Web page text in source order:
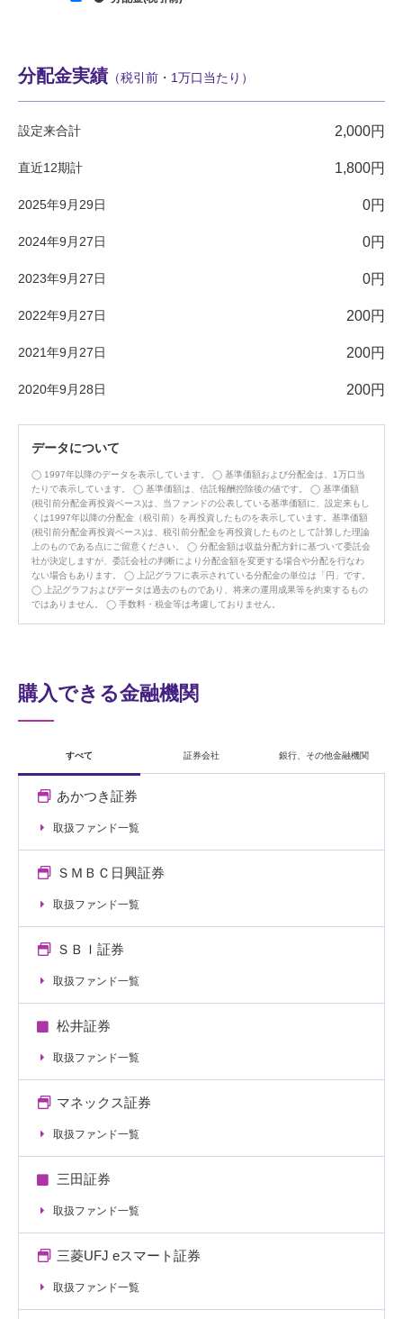
分配金実績（税引前・1万口当たり）
設定来合計 2,000円
直近12期計 1,800円
2025年9月29日 0円
2024年9月27日 0円
2023年9月27日 0円
2022年9月27日 200円
2021年9月27日 200円
2020年9月28日 200円
データについて
1997年以降のデータを表示しています。
基準価額および分配金は、1万口当
たりで表示しています。
基準価額は、信託報酬控除後の値です。
基準価額
(税引前分配金再投資ベース)は、当ファンドの公表している基準価額に、設定来もし
くは1997年以降の分配金（税引前）を再投資したものを表示しています。基準価額
(税引前分配金再投資ベース)は、税引前分配金を再投資したものとして計算した理論
上のものである点にご留意ください。
分配金額は収益分配方針に基づいて委託会
社が決定しますが、委託会社の判断により分配金額を変更する場合や分配を行なわ
ない場合もあります。
上記グラフに表示されている分配金の単位は「円」です。
上記グラフおよびデータは過去のものであり、将来の運用成果等を約束するもの
ではありません。
手数料・税金等は考慮しておりません。
購入できる金融機関
すべて 証券会社 銀行、その他金融機関
あかつき証券
取扱ファンド一覧
ＳＭＢＣ日興証券
取扱ファンド一覧
ＳＢＩ証券
取扱ファンド一覧
松井証券
取扱ファンド一覧
マネックス証券
取扱ファンド一覧
三田証券
取扱ファンド一覧
三菱UFJ eスマート証券
取扱ファンド一覧